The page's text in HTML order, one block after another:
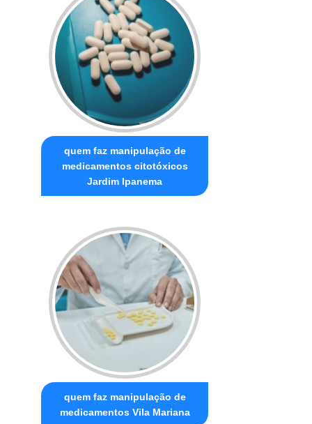
quem faz manipulação de
medicamentos citotóxicos
Jardim Ipanema
quem faz manipulação de
medicamentos Vila Mariana